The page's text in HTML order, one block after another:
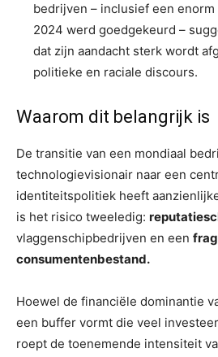
bedrijven – inclusief een
2024 werd goedgekeurd –
dat zijn aandacht sterk wordt
politieke en raciale discours.
Waarom dit belangrijk is
De transitie van een mondiaal
technologievisionair naar een
identiteitspolitiek heeft
is het risico tweeledig:
vlaggenschipbedrijven en een
consumentenbestand.
Hoewel de financiële dominantie
een buffer vormt die veel
roept de toenemende intensiteit